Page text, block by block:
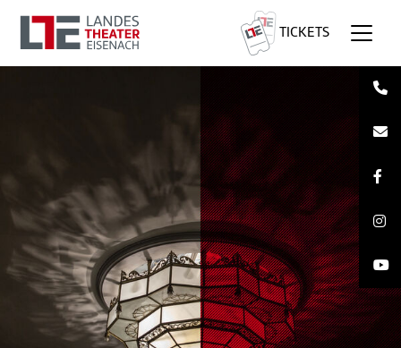
TICKETS